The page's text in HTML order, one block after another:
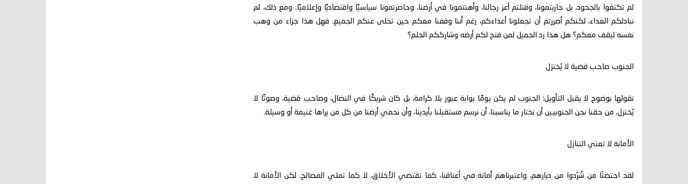
لم تكتفوا بالجحود، بل حاربتمونا، وقتلتم أعز رجالنا، وأهنتمونا في أرضنا، وحاصرتمونا سياسيًا واقتصاديًا وإعلاميًا. ومع ذلك، لم
نبادلكم العداء، لكنكم أصررتم أن تجعلونا أعداءكم، رغم أننا وقفنا معكم حين تخلى عنكم الجميع. فهل هذا جزاء من وهب
نفسه ليقف معكم؟ هل هذا رد الجميل لمن فتح لكم أرضه وشارككم الحلم؟
الجنوب صاحب قضية لا يُختزل
نقولها بوضوح لا يقبل التأويل: الجنوب لم يكن يومًا بوابة عبور بلا كرامة، بل كان شريكًا في النضال، وصاحب قضية، وصوتًا لا
يُختزل. من حقنا نحن الجنوبيين أن نختار ما يناسبنا، أن نرسم مستقبلنا بأيدينا، وأن نحمي أرضنا من كل من يراها غنيمة أو وسيلة.
الأمانة لا تعني التنازل
لقد احتضنّا من شُرّدوا من ديارهم، واعتبرناهم أمانة في أعناقنا، كما تقتضي الأخلاق، لا كما تملي المصالح. لكن الأمانة لا